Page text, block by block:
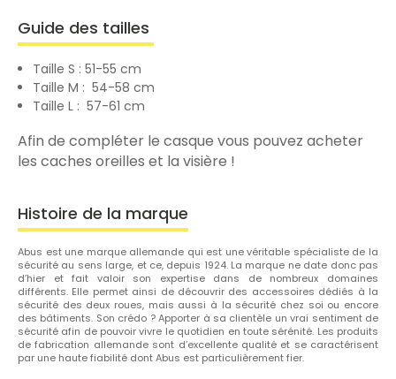
Guide des tailles
Taille S : 51-55 cm
Taille M : 54-58 cm
Taille L : 57-61 cm
Afin de compléter le casque vous pouvez acheter
les caches oreilles et la visière !
Histoire de la marque
Abus est une marque allemande qui est une véritable spécialiste de la
sécurité au sens large, et ce, depuis 1924. La marque ne date donc pas
d’hier et fait valoir son expertise dans de nombreux domaines
différents. Elle permet ainsi de découvrir des accessoires dédiés à la
sécurité des deux roues, mais aussi à la sécurité chez soi ou encore
des bâtiments. Son crédo ? Apporter à sa clientèle un vrai sentiment de
sécurité afin de pouvoir vivre le quotidien en toute sérénité. Les produits
de fabrication allemande sont d’excellente qualité et se caractérisent
par une haute fiabilité dont Abus est particulièrement fier.